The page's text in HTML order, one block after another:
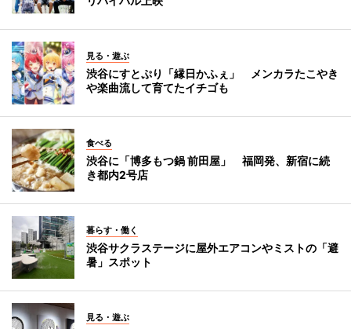
見る・遊ぶ
渋谷にすとぷり「縁日かふぇ」 メンカラたこやき
や楽曲流して育てたイチゴも
食べる
渋谷に「博多もつ鍋 前田屋」 福岡発、新宿に続
き都内2号店
暮らす・働く
渋谷サクラステージに屋外エアコンやミストの「避
暑」スポット
見る・遊ぶ